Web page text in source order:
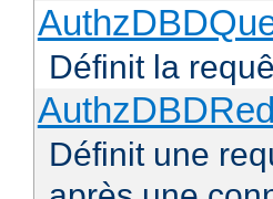
Définit la
Définit une